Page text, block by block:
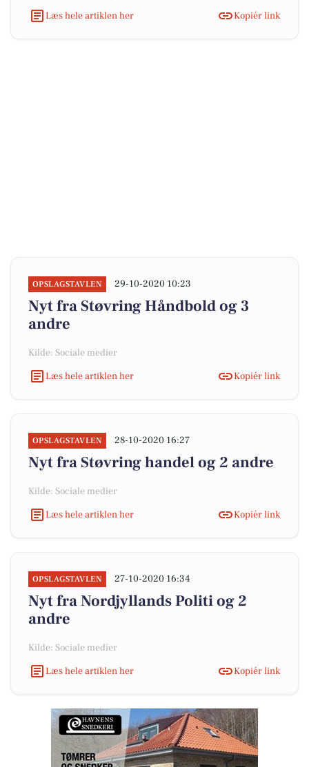
Læs hele artiklen her
Kopiér link
OPSLAGSTAVLEN 29-10-2020 10:23
Nyt fra Støvring Håndbold og 3
andre
Kilde: Sociale medier
Læs hele artiklen her
Kopiér link
OPSLAGSTAVLEN 28-10-2020 16:27
Nyt fra Støvring handel og 2 andre
Kilde: Sociale medier
Læs hele artiklen her
Kopiér link
OPSLAGSTAVLEN 27-10-2020 16:34
Nyt fra Nordjyllands Politi og 2
andre
Kilde: Sociale medier
Læs hele artiklen her
Kopiér link